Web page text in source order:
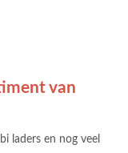
van
laders en nog veel